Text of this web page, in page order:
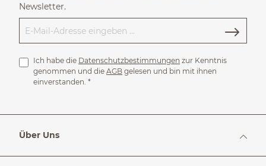
Newsletter.
Ich habe die Datenschutzbestimmungen zur Kenntnis
genommen und die AGB gelesen und bin mit ihnen
einverstanden. *
Über Uns